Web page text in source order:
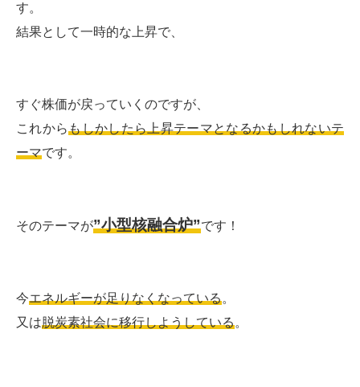
す。
結果として一時的な上昇で、
すぐ株価が戻っていくのですが、
これからもしかしたら上昇テーマとなるかもしれないテ
ーマです。
そのテーマが”小型核融合炉”です！
今エネルギーが足りなくなっている。
又は脱炭素社会に移行しようしている。